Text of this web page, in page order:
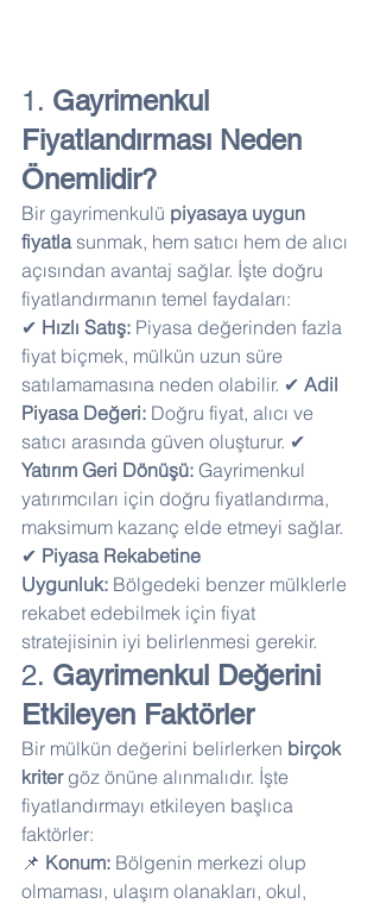
1. Gayrimenkul
Fiyatlandırması Neden
Önemlidir?
Bir gayrimenkulü piyasaya uygun
fiyatla sunmak, hem satıcı hem de alıcı
açısından avantaj sağlar. İşte doğru
fiyatlandırmanın temel faydaları:
✔ Hızlı Satış: Piyasa değerinden fazla
fiyat biçmek, mülkün uzun süre
satılamamasına neden olabilir. ✔ Adil
Piyasa Değeri: Doğru fiyat, alıcı ve
satıcı arasında güven oluşturur. ✔
Yatırım Geri Dönüşü: Gayrimenkul
yatırımcıları için doğru fiyatlandırma,
maksimum kazanç elde etmeyi sağlar.
✔ Piyasa Rekabetine
Uygunluk: Bölgedeki benzer mülklerle
rekabet edebilmek için fiyat
stratejisinin iyi belirlenmesi gerekir.
2. Gayrimenkul Değerini
Etkileyen Faktörler
Bir mülkün değerini belirlerken birçok
kriter göz önüne alınmalıdır. İşte
fiyatlandırmayı etkileyen başlıca
faktörler:
📌 Konum: Bölgenin merkezi olup
olmaması, ulaşım olanakları, okul,